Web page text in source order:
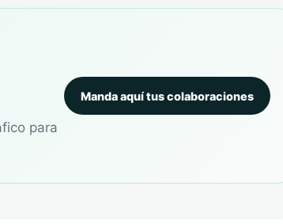
para
Manda aquí tus colaboraciones